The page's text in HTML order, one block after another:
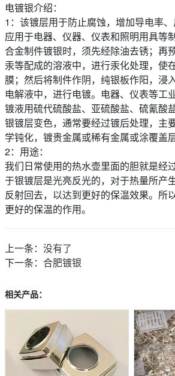
电镀银介绍：
1：该镀层用于防止腐蚀，增加导电率
应用于电器、仪器、仪表和照明用具等
合金制件镀银时，须先经除油去锈；再
汞等配成的溶液中，进行汞化处理，使
膜；然后将制件作阴，纯银板作阳，浸
电解液中，进行电镀。电器、仪表等工
镀液用硫代硫酸盐、亚硫酸盐、硫氰酸
银镀层变色，通常要经过镀后处理，主
学钝化，镀贵金属或稀有金属或涂覆盖层
2：用途：
我们日常使用的热水壶里面的胆就是经
于银镀层是光亮反光的，对于热量所产
反射回去，以达到更好的保温效果。所
更好的保温的作用。
上一条： 没有了
下一条： 合肥镀银
相关产品：